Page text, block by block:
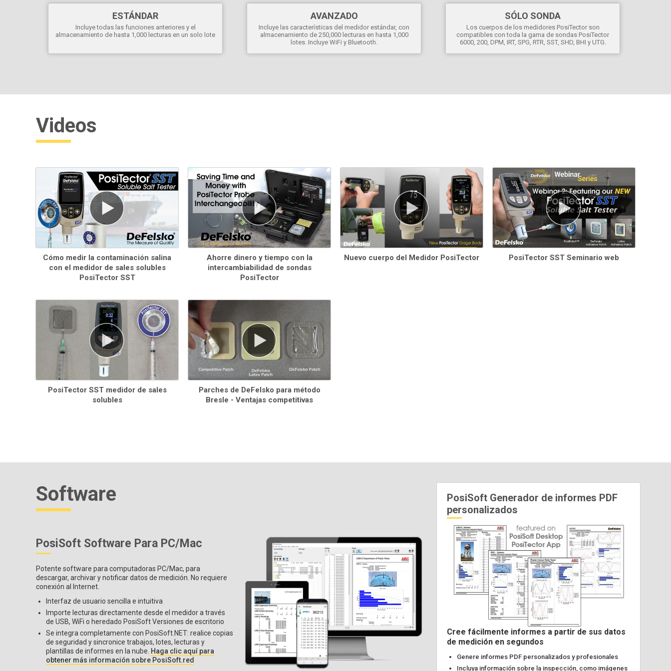
ESTÁNDAR
Incluye todas las funciones anteriores y el
almacenamiento de hasta 1,000 lecturas en un solo lote
AVANZADO
Incluye las características del medidor estándar, con
almacenamiento de 250,000 lecturas en hasta 1,000
lotes. Incluye WiFi y Bluetooth.
SÓLO SONDA
Los cuerpos de los medidores PosiTector son
compatibles con toda la gama de sondas PosiTector
6000, 200, DPM, IRT, SPG, RTR, SST, SHD, BHI y UTG.
Videos
Cómo medir la contaminación salina
con el medidor de sales solubles
PosiTector SST
Ahorre dinero y tiempo con la
intercambiabilidad de sondas
PosiTector
Nuevo cuerpo del Medidor PosiTector PosiTector SST Seminario web
PosiTector SST medidor de sales
solubles
Parches de DeFelsko para método
Bresle - Ventajas competitivas
Software
PosiSoft Software Para PC/Mac
Potente software para computadoras PC/Mac, para
descargar, archivar y notificar datos de medición. No requiere
conexión al Internet.
Interfaz de usuario sencilla e intuitiva
Importe lecturas directamente desde el medidor a través
de USB, WiFi o heredado PosiSoft Versiones de escritorio
Se integra completamente con PosiSoft.NET: realice copias
de seguridad y sincronice trabajos, lotes, lecturas y
plantillas de informes en la nube. Haga clic aquí para
obtener más información sobre PosiSoft.red
PosiSoft Generador de informes PDF
personalizados
Cree fácilmente informes a partir de sus datos
de medición en segundos
Genere informes PDF personalizados y profesionales
Incluya información sobre la inspección, como imágenes